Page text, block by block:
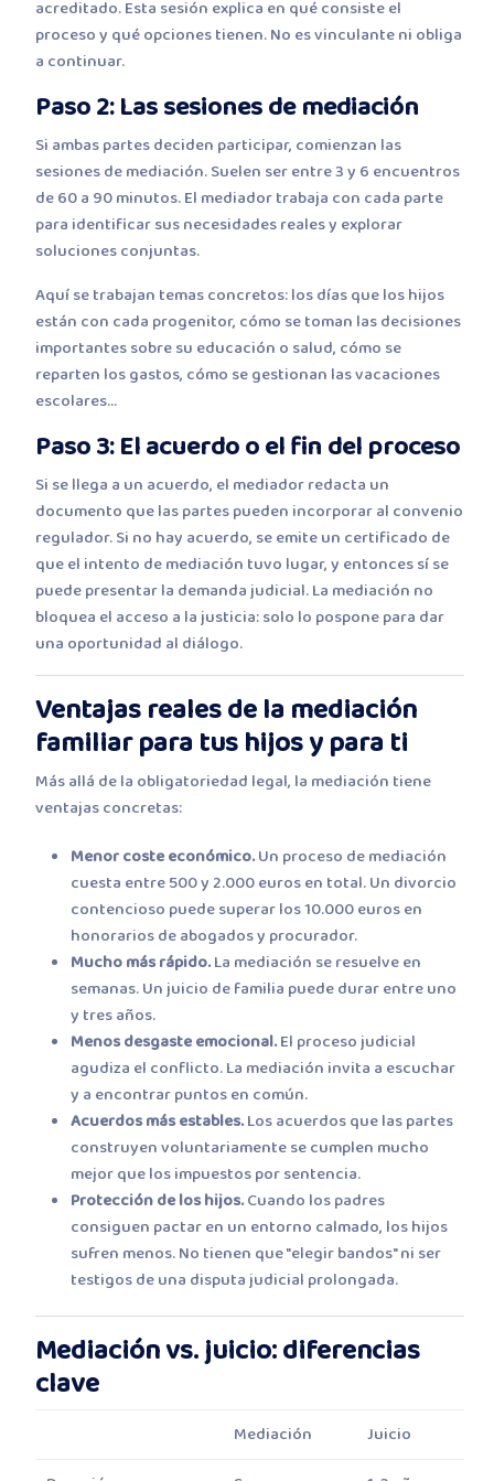
acreditado. Esta sesión explica en qué consiste el
proceso y qué opciones tienen. No es vinculante ni obliga
a continuar.
Paso 2: Las sesiones de mediación
Si ambas partes deciden participar, comienzan las
sesiones de mediación. Suelen ser entre 3 y 6 encuentros
de 60 a 90 minutos. El mediador trabaja con cada parte
para identificar sus necesidades reales y explorar
soluciones conjuntas.
Aquí se trabajan temas concretos: los días que los hijos
están con cada progenitor, cómo se toman las decisiones
importantes sobre su educación o salud, cómo se
reparten los gastos, cómo se gestionan las vacaciones
escolares…
Paso 3: El acuerdo o el fin del proceso
Si se llega a un acuerdo, el mediador redacta un
documento que las partes pueden incorporar al convenio
regulador. Si no hay acuerdo, se emite un certificado de
que el intento de mediación tuvo lugar, y entonces sí se
puede presentar la demanda judicial. La mediación no
bloquea el acceso a la justicia: solo lo pospone para dar
una oportunidad al diálogo.
Ventajas reales de la mediación
familiar para tus hijos y para ti
Más allá de la obligatoriedad legal, la mediación tiene
ventajas concretas:
Menor coste económico.Un proceso de mediación
cuesta entre 500 y 2.000 euros en total. Un divorcio
contencioso puede superar los 10.000 euros en
honorarios de abogados y procurador.
Mucho más rápido.La mediación se resuelve en
semanas. Un juicio de familia puede durar entre uno
y tres años.
Menos desgaste emocional.El proceso judicial
agudiza el conflicto. La mediación invita a escuchar
y a encontrar puntos en común.
Acuerdos más estables.Los acuerdos que las partes
construyen voluntariamente se cumplen mucho
mejor que los impuestos por sentencia.
Protección de los hijos.Cuando los padres
consiguen pactar en un entorno calmado, los hijos
sufren menos. No tienen que "elegir bandos" ni ser
testigos de una disputa judicial prolongada.
Mediación vs. juicio: diferencias
clave
Mediación
Juicio